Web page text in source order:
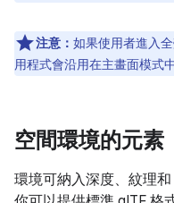
注意： 如果使用者進入
用程式會沿用在主畫面模式
空間環境的元素
環境可納入深度、紋理和